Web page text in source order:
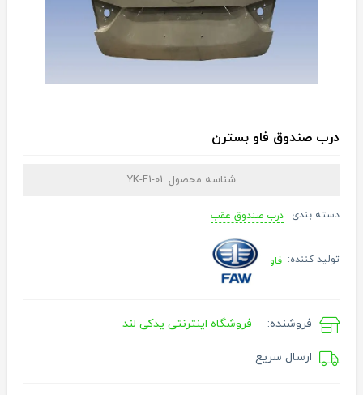
درب صندوق فاو بسترن
شناسه محصول: YK-F1-01
دسته بندی: درب صندوق عقب
تولید کننده: فاو
فروشنده: فروشگاه اینترنتی یدکی لند
ارسال سریع